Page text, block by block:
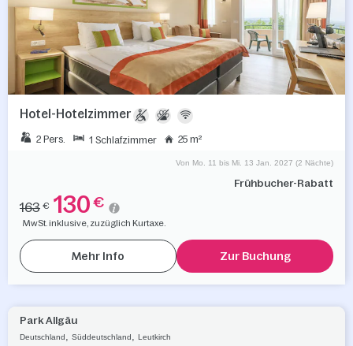
Hotel-Hotelzimmer
2 Pers. 1 Schlafzimmer 25 m²
Frühbucher-Rabatt
Von Mo. 11 bis Mi. 13 Jan. 2027 (2 Nächte)
163 € 130 €
MwSt. inklusive, zuzüglich Kurtaxe.
Mehr Info Zur Buchung
Park Allgäu
Deutschland Süddeutschland Leutkirch